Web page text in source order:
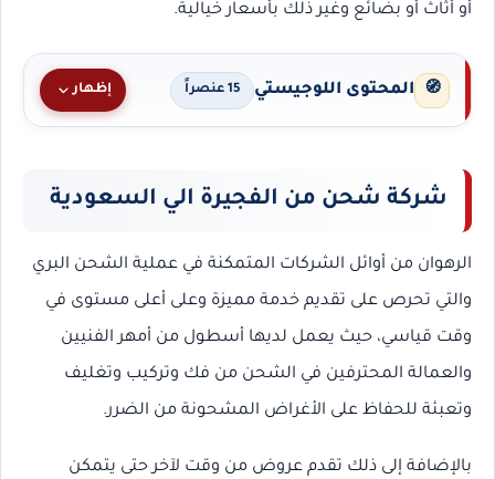
أو أثاث أو بضائع وغير ذلك بأسعار خيالية.
🧭 المحتوى اللوجيستي 15 عنصراً إظهار
شركة شحن من الفجيرة الي السعودية
الرهوان من أوائل الشركات المتمكنة في عملية الشحن البري
والتي تحرص على تقديم خدمة مميزة وعلى أعلى مستوى في
وقت قياسي، حيث يعمل لديها أسطول من أمهر الفنيين
والعمالة المحترفين في الشحن من فك وتركيب وتغليف
وتعبئة للحفاظ على الأغراض المشحونة من الضرر.
بالإضافة إلى ذلك تقدم عروض من وقت لآخر حتى يتمكن